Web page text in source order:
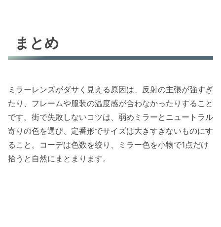
まとめ
ミラーレンズがダサく見える原因は、反射の主張が強すぎ
たり、フレームや服装の温度感が合わなかったりすること
です。街で失敗しないコツは、弱めミラーとニュートラル
寄りの色を選び、定番形でサイズは大きすぎないものにす
ること。コーデは色数を絞り、ミラー色を小物で1点だけ
拾うと自然にまとまります。